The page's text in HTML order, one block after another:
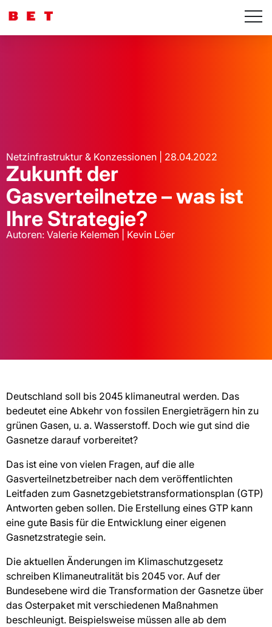
Netzinfrastruktur & Konzessionen | 28.04.2022
Zukunft der
Gasverteilnetze – was ist
Ihre Strategie?
Autoren: Valerie Kelemen | Kevin Löer
Deutschland soll bis 2045 klimaneutral werden. Das
bedeutet eine Abkehr von fossilen Energieträgern hin zu
grünen Gasen, u. a. Wasserstoff. Doch wie gut sind die
Gasnetze darauf vorbereitet?
Das ist eine von vielen Fragen, auf die alle
Gasverteilnetzbetreiber nach dem veröffentlichten
Leitfaden zum Gasnetzgebietstransformationsplan (GTP)
Antworten geben sollen. Die Erstellung eines GTP kann
eine gute Basis für die Entwicklung einer eigenen
Gasnetzstrategie sein.
Die aktuellen Änderungen im Klimaschutzgesetz
schreiben Klimaneutralität bis 2045 vor. Auf der
Bundesebene wird die Transformation der Gasnetze über
das Osterpaket mit verschiedenen Maßnahmen
beschleunigt. Beispielsweise müssen alle ab dem